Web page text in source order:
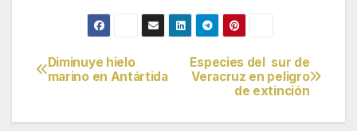
Navegación
Especies del sur de
Veracruz en peligro
de extinción
Diminuye hielo
marino en Antártida